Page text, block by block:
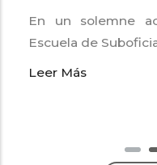
En un solemne
Escuela de
Leer Más